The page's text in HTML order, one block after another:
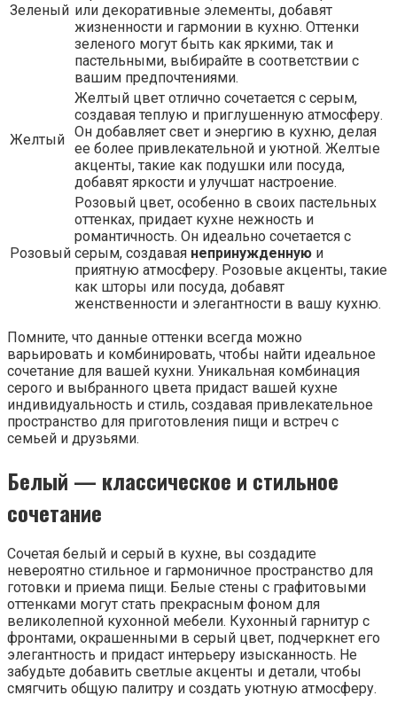
Зеленый или декоративные элементы, добавят
жизненности и гармонии в кухню. Оттенки
зеленого могут быть как яркими, так и
пастельными, выбирайте в соответствии с
вашим предпочтениями.
Желтый
Желтый цвет отлично сочетается с серым,
создавая теплую и приглушенную атмосферу.
Он добавляет свет и энергию в кухню, делая
ее более привлекательной и уютной. Желтые
акценты, такие как подушки или посуда,
добавят яркости и улучшат настроение.
Розовый
Розовый цвет, особенно в своих пастельных
оттенках, придает кухне нежность и
романтичность. Он идеально сочетается с
серым, создавая непринужденную и
приятную атмосферу. Розовые акценты, такие
как шторы или посуда, добавят
женственности и элегантности в вашу кухню.
Помните, что данные оттенки всегда можно
варьировать и комбинировать, чтобы найти идеальное
сочетание для вашей кухни. Уникальная комбинация
серого и выбранного цвета придаст вашей кухне
индивидуальность и стиль, создавая привлекательное
пространство для приготовления пищи и встреч с
семьей и друзьями.
Белый — классическое и стильное
сочетание
Сочетая белый и серый в кухне, вы создадите
невероятно стильное и гармоничное пространство для
готовки и приема пищи. Белые стены с графитовыми
оттенками могут стать прекрасным фоном для
великолепной кухонной мебели. Кухонный гарнитур с
фронтами, окрашенными в серый цвет, подчеркнет его
элегантность и придаст интерьеру изысканность. Не
забудьте добавить светлые акценты и детали, чтобы
смягчить общую палитру и создать уютную атмосферу.